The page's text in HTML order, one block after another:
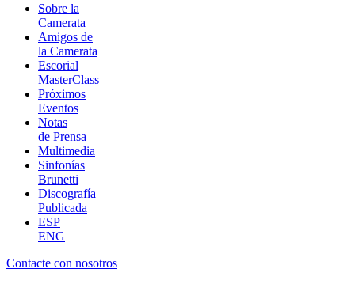
Sobre la
Camerata
Amigos de
la Camerata
Escorial
MasterClass
Próximos
Eventos
Notas
de Prensa
Multimedia
Sinfonías
Brunetti
Discografía
Publicada
ESP
ENG
Contacte con nosotros